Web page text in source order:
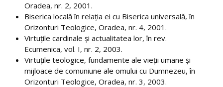
Orar
Reprezentanți studenți în comisii
Examene şi restanţe
Finalizare studii
Oradea, nr. 2, 2001.
Biserica locală în relaţia ei cu Biserica universală, în
Orizonturi Teologice, Oradea, nr. 4, 2001.
Virtuţile cardinale şi actualitatea lor, în rev.
Ecumenica, vol. I, nr. 2, 2003.
Virtuţile teologice, fundamente ale vieţii umane şi
mijloace de comuniune ale omului cu Dumnezeu, în
Orizonturi Teologice, Oradea, nr. 3, 2003.